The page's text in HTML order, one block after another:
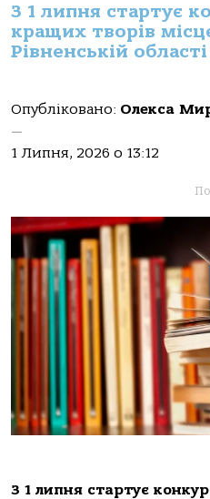
З 1 липня стартує
кращих творів
Рівненській області
Опубліковано: Олекса
—
1 Липня, 2026 о 13:12
З 1 липня стартує